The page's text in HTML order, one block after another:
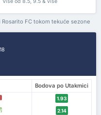
FC tokom tekuće sezone
Bodova po Utakmici
1.93
2.14